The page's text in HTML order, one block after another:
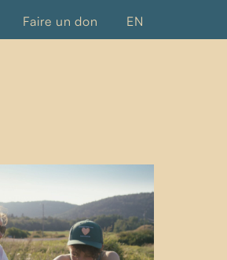
Faire un don EN